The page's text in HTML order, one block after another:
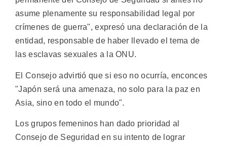
asume plenamente su responsabilidad legal por
crímenes de guerra", expresó una declaración de la
entidad, responsable de haber llevado el tema de
las esclavas sexuales a la ONU.
El Consejo advirtió que si eso no ocurría, enconces
"Japón será una amenaza, no solo para la paz en
Asia, sino en todo el mundo".
Los grupos femeninos han dado prioridad al
Consejo de Seguridad en su intento de lograr